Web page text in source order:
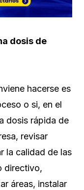
dosis de
hacerse es
o si, en el
dosis rápida de
revisar
la calidad de las
directivo,
áreas, instalar